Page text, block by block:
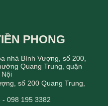
PHONG
nhà Bình Vượng, số 200,
Quang Trung, quận
số 200 Quang Trung,
098 195 3382